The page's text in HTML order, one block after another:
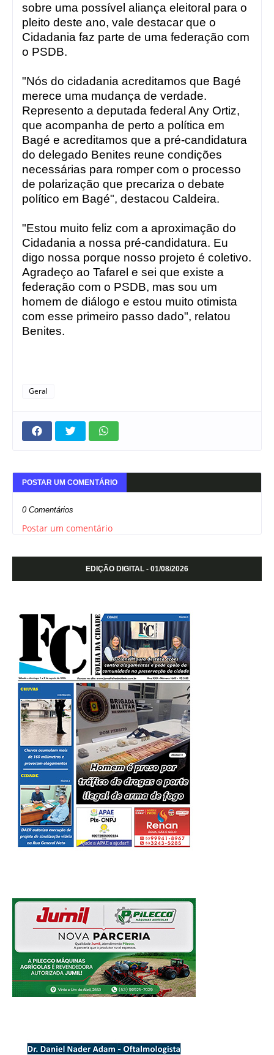
sobre uma possível aliança eleitoral para o
pleito deste ano, vale destacar que o
Cidadania faz parte de uma federação com
o PSDB.
"Nós do cidadania acreditamos que Bagé
merece uma mudança de verdade.
Represento a deputada federal Any Ortiz,
que acompanha de perto a política em
Bagé e acreditamos que a pré-candidatura
do delegado Benites reune condições
necessárias para romper com o processo
de polarização que precariza o debate
político em Bagé", destacou Caldeira.
"Estou muito feliz com a aproximação do
Cidadania a nossa pré-candidatura. Eu
digo nossa porque nosso projeto é coletivo.
Agradeço ao Tafarel e sei que existe a
federação com o PSDB, mas sou um
homem de diálogo e estou muito otimista
com esse primeiro passo dado", relatou
Benites.
Geral
POSTAR UM COMENTÁRIO
0 Comentários
Postar um comentário
EDIÇÃO DIGITAL - 01/08/2026